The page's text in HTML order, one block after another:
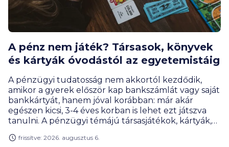
A pénz nem játék? Társasok, könyvek
és kártyák óvodástól az egyetemistáig
A pénzügyi tudatosság nem akkortól kezdődik,
amikor a gyerek először kap bankszámlát vagy saját
bankkártyát, hanem jóval korábban: már akár
egészen kicsi, 3-4 éves korban is lehet ezt játszva
tanulni. A pénzügyi témájú társasjátékok, kártyák,
meg tervezni, mérlegelni, gyűjteni vagy éppen
frissítve: 2026. augusztus 6.